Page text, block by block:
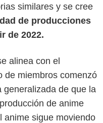
similares y se cree
de producciones
de 2022.
alinea con el
de miembros comenzó
generalizada de que la
de anime
anime sigue moviendo